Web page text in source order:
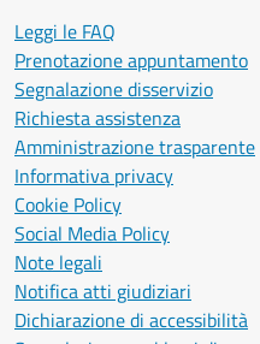
Leggi le FAQ
Prenotazione appuntamento
Segnalazione disservizio
Richiesta assistenza
Amministrazione trasparente
Informativa privacy
Cookie Policy
Social Media Policy
Note legali
Notifica atti giudiziari
Dichiarazione di accessibilità